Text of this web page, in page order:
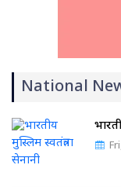
National